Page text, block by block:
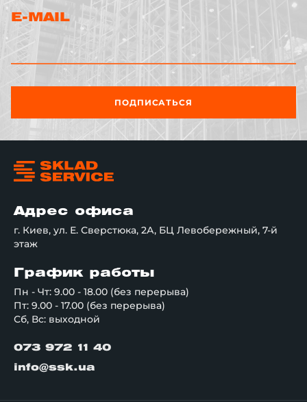
E-MAIL
ПОДПИСАТЬСЯ
Адрес офиса
г. Киев, ул. Е. Сверстюка, 2А, БЦ Левобережный, 7-й
этаж
График работы
Пн - Чт: 9.00 - 18.00 (без перерыва)
Пт: 9.00 - 17.00 (без перерыва)
Сб, Вс: выходной
073 972 11 40
info@ssk.ua